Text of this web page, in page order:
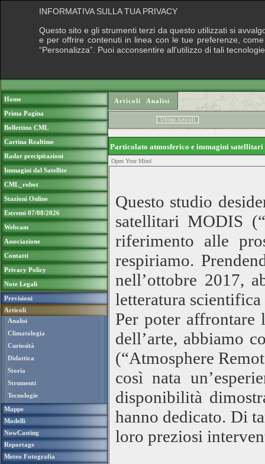
Home
Prima Pagina
Bollettino CML
Cartina Realtime
Radar precipitazioni
Immagini dal Satellite
CML_robot
Stazioni Online
Estremi 07/08/2026
Webcam
Associazione
Contatti
Privacy Policy
Note Legali
Previsioni
Articoli
Analisi
Climatologia
Curiosità
Didattica
Storia
Strumenti
Tecnologie
Mappe
Modelli
NowCasting
Reportage
Meteo Fotografia
Articoli› Analisi
Ultimi Articoli
Particolato atmosferico e immagini
Open Your Mind
Questo studio
satellitari MODIS
riferimento alle
respiriamo.
nell’ottobre 2017,
letteratura
Per poter affrontare
dell’arte, abbiamo
(“Atmosphere
così nata
disponibilità
hanno dedicato. Di
loro preziosi
INFORMATIVA SULLA TUA PRIVACY
Questo sito e gli strumenti terzi da questo utilizzati si
e per offrire contenuti in linea con le tue preferenze,
“Personalizza”. Puoi acconsentire all'utilizzo di tali